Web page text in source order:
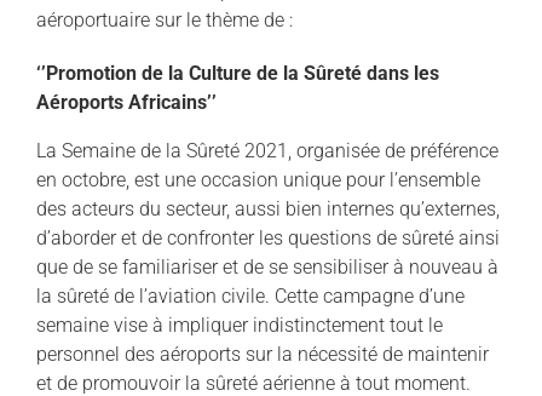
aéroportuaire sur le thème de :
‘’Promotion de la Culture de la Sûreté dans les
Aéroports Africains’’
La Semaine de la Sûreté 2021, organisée de préférence
en octobre, est une occasion unique pour l’ensemble
des acteurs du secteur, aussi bien internes qu’externes,
d’aborder et de confronter les questions de sûreté ainsi
que de se familiariser et de se sensibiliser à nouveau à
la sûreté de l’aviation civile. Cette campagne d’une
semaine vise à impliquer indistinctement tout le
personnel des aéroports sur la nécessité de maintenir
et de promouvoir la sûreté aérienne à tout moment.